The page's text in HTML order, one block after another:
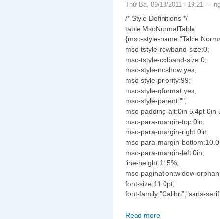
Thứ Ba, 09/13/2011 - 19:21 —
/* Style Definitions */
table.MsoNormalTable
{mso-style-name:"Table
mso-tstyle-rowband-size:0;
mso-tstyle-colband-size:0;
mso-style-noshow:yes;
mso-style-priority:99;
mso-style-qformat:yes;
mso-style-parent:"";
mso-padding-alt:0in 5.4pt 0in
mso-para-margin-top:0in;
mso-para-margin-right:0in;
mso-para-margin-
mso-para-margin-left:0in;
line-height:115%;
mso-pagination:widow-
font-size:11.0pt;
font-family:"Calibri","sans-
Read more